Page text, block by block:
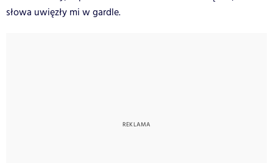
słowa uwięzły mi w gardle.